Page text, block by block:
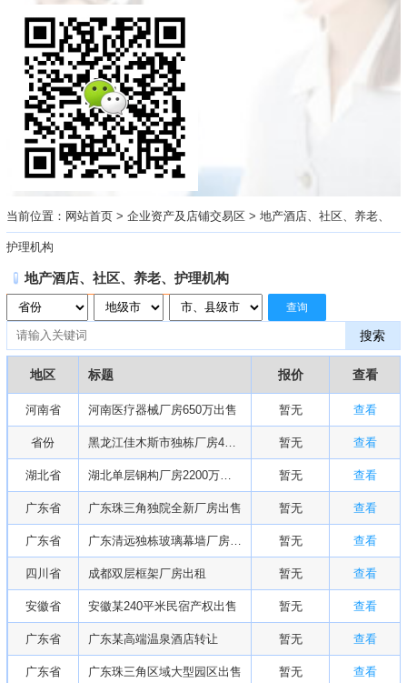
当前位置： 网站首页 > 企业资产及店铺交易区 > 地产酒店、社区、养老、
护理机构
地产酒店、社区、养老、护理机构
查询
搜索
地区 标题 报价 查看
河南省 河南医疗器械厂房650万出售 暂无 查看
省份 黑龙江佳木斯市独栋厂房420万出售 暂无 查看
湖北省 湖北单层钢构厂房2200万出售 暂无 查看
广东省 广东珠三角独院全新厂房出售 暂无 查看
广东省 广东清远独栋玻璃幕墙厂房出售或转让 暂无 查看
四川省 成都双层框架厂房出租 暂无 查看
安徽省 安徽某240平米民宿产权出售 暂无 查看
广东省 广东某高端温泉酒店转让 暂无 查看
广东省 广东珠三角区域大型园区出售 暂无 查看